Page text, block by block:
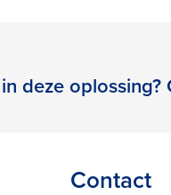
deze oplossing?
Contact